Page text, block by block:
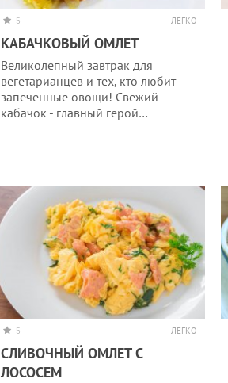
5 ЛЕГКО
КАБАЧКОВЫЙ ОМЛЕТ
Великолепный завтрак для
вегетарианцев и тех, кто любит
запеченные овощи! Свежий
кабачок - главный герой…
5 ЛЕГКО
СЛИВОЧНЫЙ ОМЛЕТ С
ЛОСОСЕМ